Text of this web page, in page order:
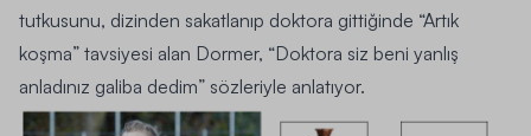
tutkusunu, dizinden sakatlanıp doktora gittiğinde “Artık
koşma” tavsiyesi alan Dormer, “Doktora siz beni yanlış
anladınız galiba dedim” sözleriyle anlatıyor.